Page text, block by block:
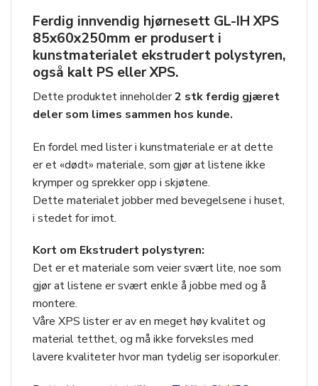
Ferdig innvendig hjørnesett GL-IH XPS
85x60x250mm er produsert i
kunstmaterialet ekstrudert polystyren,
også kalt PS eller XPS.
Dette produktet inneholder2 stk ferdig gjæret
deler som limes sammen hos kunde.
En fordel med lister i kunstmateriale er at dette
er et «dødt» materiale, som gjør at listene ikke
krymper og sprekker opp i skjøtene.
Dette materialet jobber med bevegelsene i huset,
i stedet for imot.
Kort om Ekstrudert polystyren:
Det er et materiale som veier svært lite, noe som
gjør at listene er svært enkle å jobbe med og å
montere.
Våre XPS lister er av en meget høy kvalitet og
material tetthet, og må ikke forveksles med
lavere kvaliteter hvor man tydelig ser isoporkuler.